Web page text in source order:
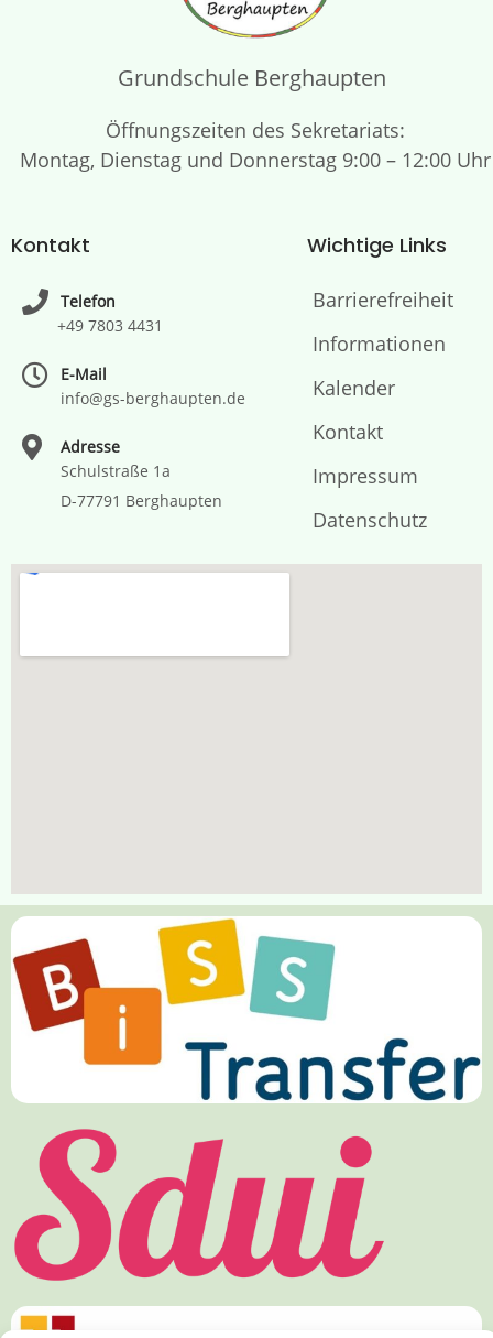
Grundschule Berghaupten
Öffnungszeiten des Sekretariats:
Montag, Dienstag und Donnerstag 9:00 – 12:00 Uhr
Kontakt
Telefon
+49 7803 4431
E-Mail
info@gs-berghaupten.de
Adresse
Schulstraße 1a
D-77791 Berghaupten
Wichtige Links
Barrierefreiheit
Informationen
Kalender
Kontakt
Impressum
Datenschutz